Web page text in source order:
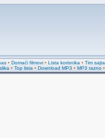
• Domaći filmovi• Lista korisnika • Tim sajta
• Top lista • Download MP3 • MP3 razno •